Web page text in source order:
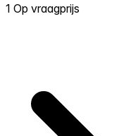
1 Op vraagprijs